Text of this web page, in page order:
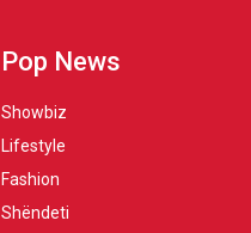
Pop News
Showbiz
Lifestyle
Fashion
Shëndeti